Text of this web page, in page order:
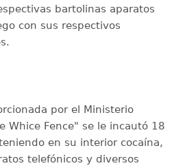
bartolinas aparatos
con sus respectivos
por el Ministerio
Whice Fence" se le incautó 18
en su interior cocaína,
telefónicos y diversos